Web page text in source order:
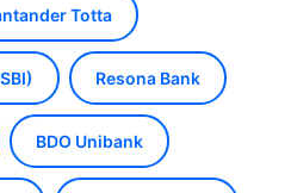
Totta
Resona Bank
BDO Unibank